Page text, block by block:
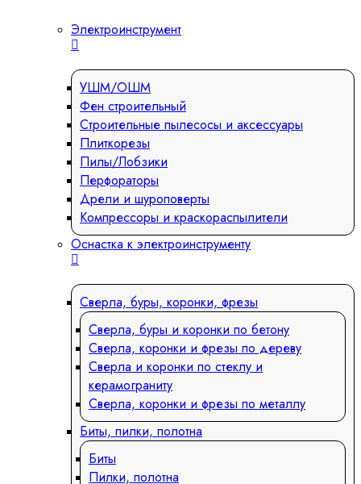
Электроинструмент
УШМ/ОШМ
Фен строительный
Строительные пылесосы и аксессуары
Плиткорезы
Пилы/Лобзики
Перфораторы
Дрели и шуроповерты
Компрессоры и краскораспылители
Оснастка к электроинструменту
Сверла, буры, коронки, фрезы
Сверла, буры и коронки по бетону
Сверла, коронки и фрезы по дереву
Сверла и коронки по стеклу и
керамограниту
Сверла, коронки и фрезы по металлу
Биты, пилки, полотна
Биты
Пилки, полотна